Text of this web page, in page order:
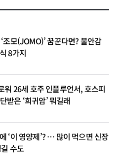
조모(JOMO)’ 꿈꾼다면? 불안감
8가지
워 26세 호주 인플루언서, 호스피
받은 ‘희귀암’ 뭐길래
‘이 영양제’? … 많이 먹으면 신장
수도